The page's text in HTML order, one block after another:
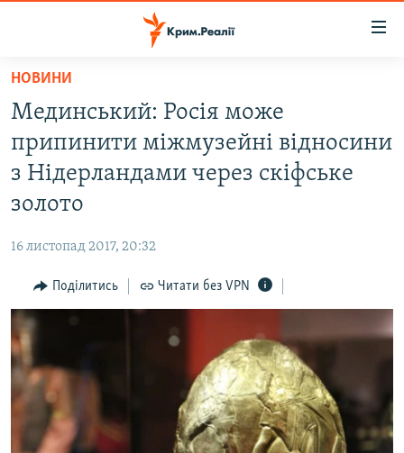
Перейти
основного
матеріалу
Перейти
до
основної
Перейти
пошуку
ВОДА.КРИМ
ВІДЕО ТА ФОТО
ІНТЕРВ'Ю
ВСЕ ЗА ДЕНЬ
СПЕЦПРОЕКТИ
ДЕПОРТАЦІЯ
ВІДЕОУРОКИ «ELIFBE»
ЯК ОБІЙТИ БЛОКУВАННЯ
Русский
НОВИНИ
Мединський: Росія може
припинити міжмузейні відносини
з Нідерландами через скіфське
золото
16 листопад 2017, 20:32
Поділитись Читати без VPN